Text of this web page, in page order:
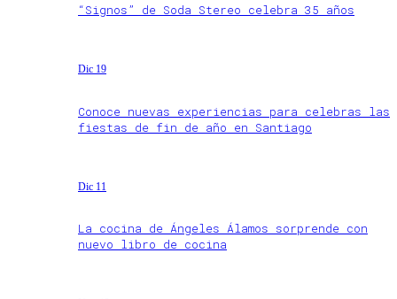
“Signos” de Soda Stereo celebra 35 años
Dic 19
Conoce nuevas experiencias para celebras las
fiestas de fin de año en Santiago
Dic 11
La cocina de Ángeles Álamos sorprende con
nuevo libro de cocina